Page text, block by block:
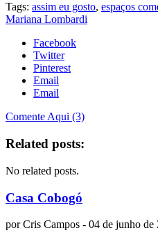
Tags: assim eu gosto, espaços
Mariana Lombardi
Facebook
Twitter
Pinterest
Email
Email
Comente Aqui (3)
Related posts:
No related posts.
Casa Cobogó
porCris Campos - 04 de junho de